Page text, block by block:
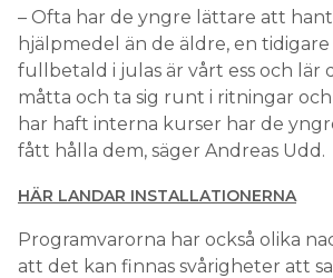
– Ofta har de yngre lättare att
hjälpmedel än de äldre, en
fullbetald i julas är vårt ess och lär
måtta och ta sig runt i ritningar
har haft interna kurser har de
fått hålla dem, säger Andreas Udd.
HÄR LANDAR INSTALLATIONERNA
Programvarorna har också olika
att det kan finnas svårigheter att